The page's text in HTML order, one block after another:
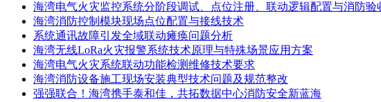
海湾电气火灾监控系统分阶段调试、点位注册、联动逻辑配置与消防验
海湾消防控制模块现场点位配置与接线技术
系统通讯故障引发全域联动瘫痪问题分析
海湾无线LoRa火灾报警系统技术原理与特殊场景应用方案
海湾电气火灾系统联动功能检测维修技术要求
海湾消防设备施工现场安装典型技术问题及规范整改
强强联合！海湾携手泰和佳，共拓数据中心消防安全新蓝海